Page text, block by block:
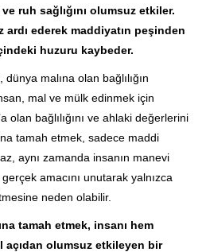
ruh sağlığını olumsuz etkiler.
ederek maddiyatın peşinden
huzuru kaybeder.
malına olan bağlılığın
mal ve mülk edinmek için
olan bağlılığını ve ahlaki değerlerini
tamah etmek, sadece maddi
aynı zamanda insanın manevi
amacını unutarak yalnızca
neden olabilir.
tamah etmek, insanı hem
açıdan olumsuz etkileyen bir